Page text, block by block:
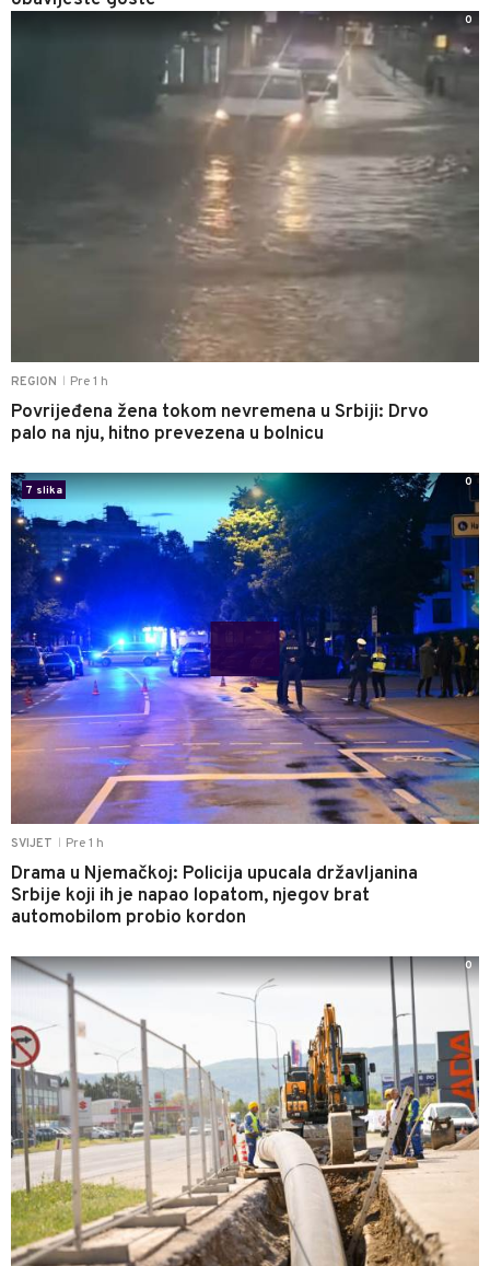
REGION Pre 1 h
Povrijeđena žena tokom nevremena u Srbiji: Drvo
palo na nju, hitno prevezena u bolnicu
0
SVIJET Pre 1 h
Drama u Njemačkoj: Policija upucala državljanina
Srbije koji ih je napao lopatom, njegov brat
automobilom probio kordon
7 slika
0
0